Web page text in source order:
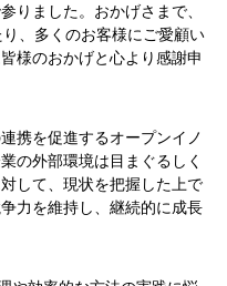
りました。おかげさまで、
、多くのお客様にご愛顧い
様のおかげと心より感謝申
携を促進するオープンイノ
の外部環境は目まぐるしく
して、現状を把握した上で
力を維持し、継続的に成長